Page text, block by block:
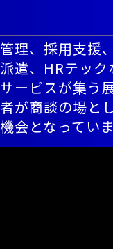
理、採用支援
遣、HRテッ
ービスが集う
が商談の場と
会となっていま